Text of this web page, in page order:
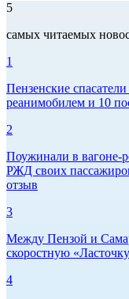
5
самых читаемых
1
Пензенские
реанимобилем и 10
2
Поужинали в вагоне-
РЖД своих
отзыв
3
Между Пензой и
скоростную
4